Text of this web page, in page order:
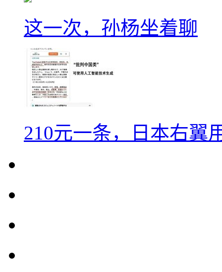
这一次，孙杨坐着聊
210元一条，日本右翼